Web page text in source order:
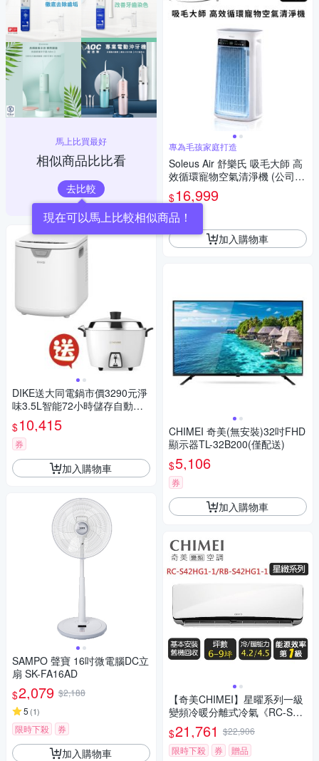
馬上比買最好
相似商品比比看
去比較
現在可以馬上比較相似商品！
DIKE送大同電鍋市價3290元淨
味3.5L智能72小時儲存自動清
洗廚餘機HKE522PLUS-TAC-1
0L-MCW
$10,415
券
加入購物車
SAMPO 聲寶 16吋微電腦DC立
扇 SK-FA16AD
$2,079 $2,188
5 (1)
限時下殺 券
加入購物車
專為毛孩家庭打造
Soleus Air 舒樂氏 吸毛大師 高
效循環寵物空氣清淨機 (公司
貨) GA1-TW
$16,999
券
加入購物車
CHIMEI 奇美(無安裝)32吋FHD
顯示器TL-32B200(僅配送)
$5,106
券
加入購物車
【奇美CHIMEI】星曜系列一級
變頻冷暖分離式冷氣《RC-S42
HG1-1/RB-S42HG1-1》
$21,761 $22,906
限時下殺
券 贈品